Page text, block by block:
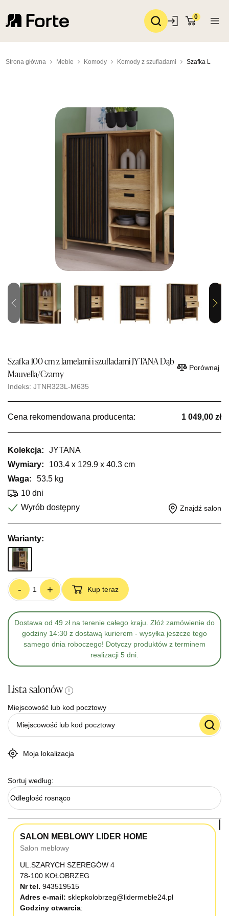
0
Strona główna Meble Komody Komody z szufladami Szafka L
Previous Next
Szafka 100 cm z lamelami i szufladami JYTANA Dąb
Mauvella/Czarny
Indeks: JTNR323L-M635
Porównaj
Cena rekomendowana producenta: 1 049,00 zł
Kolekcja:
JYTANA
Wymiary:
103.4 x 129.9 x 40.3 cm
Waga:
53.5 kg
10 dni
Wyrób dostępny
Znajdź salon
Warianty:
- + Kup teraz
Dostawa od 49 zł na terenie całego kraju. Złóż zamówienie do
godziny 14:30 z dostawą kurierem - wysyłka jeszcze tego
samego dnia roboczego! Dotyczy produktów z terminem
realizacji 5 dni.
Lista salonów i
Miejscowość lub kod pocztowy
Moja lokalizacja
Sortuj według:
Odległość rosnąco
SALON MEBLOWY LIDER HOME
Salon meblowy
UL.SZARYCH SZEREGÓW 4
78-100 KOŁOBRZEG
Nr tel. 943519515
Adres e-mail: sklepkolobrzeg@lidermeble24.pl
Godziny otwarcia